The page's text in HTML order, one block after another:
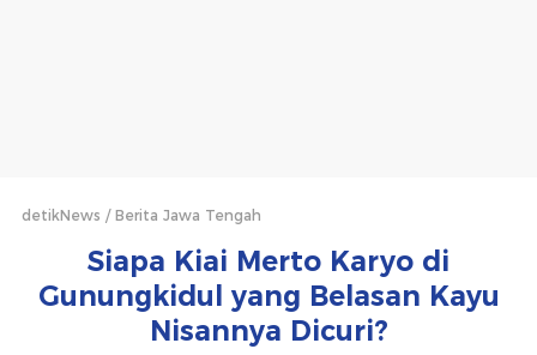
detikNews Berita Jawa Tengah
Siapa Kiai Merto Karyo di
Gunungkidul yang Belasan Kayu
Nisannya Dicuri?